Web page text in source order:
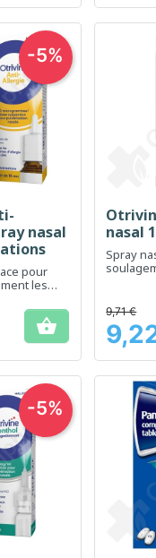
nasal
pour
les

-5%

nasal
Spray
Prix
9,71 €
-5%